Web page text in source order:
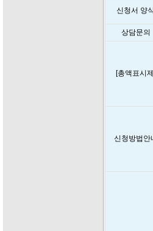
신청서 양
상담문의
[총액표시
신청방법안